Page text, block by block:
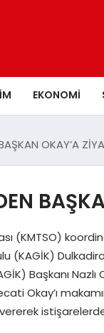
EKONOMI
OKAY’A
(KMTSO)
(KAGİK)
Başkanı
Okay’ı